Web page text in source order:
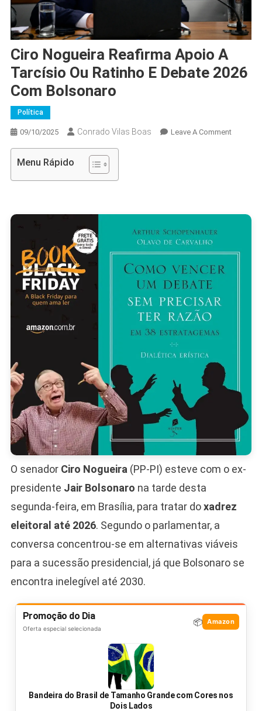
Ciro Nogueira Reafirma Apoio A
Tarcísio Ou Ratinho E Debate 2026
Com Bolsonaro
Política
09/10/2025 Conrado Vilas Boas Leave A CommentOn
E
Menu Rápido
O senador Ciro Nogueira (PP-PI) esteve com o ex-
presidente Jair Bolsonaro na tarde desta
segunda-feira, em Brasília, para tratar doxadrez
eleitoral até 2026. Segundo o parlamentar, a
conversa concentrou-se em alternativas viáveis
para a sucessão presidencial, já que Bolsonaro se
encontra inelegível até 2030.
Promoção do Dia
Oferta especial selecionada
📦 Amazon
Bandeira do Brasil de Tamanho Grande com Cores nos
Dois Lados